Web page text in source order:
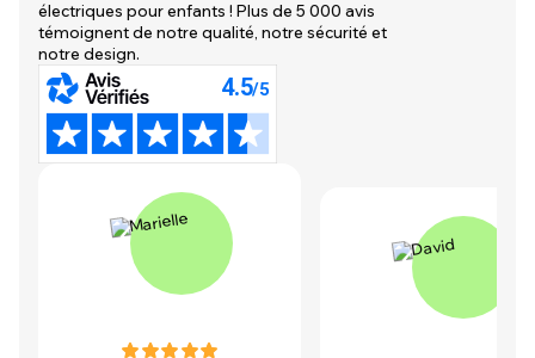
électriques pour enfants ! Plus de 5 000 avis
témoignent de notre qualité, notre sécurité et
notre design.